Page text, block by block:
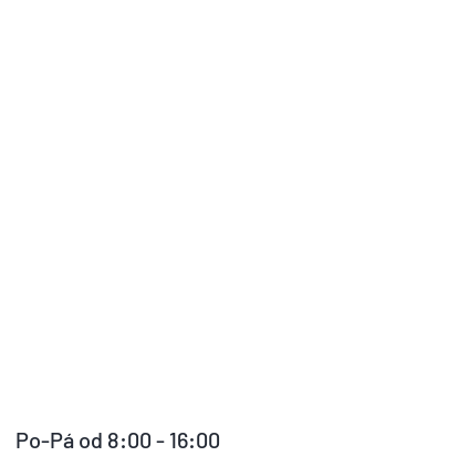
Po-Pá od 8:00 - 16:00